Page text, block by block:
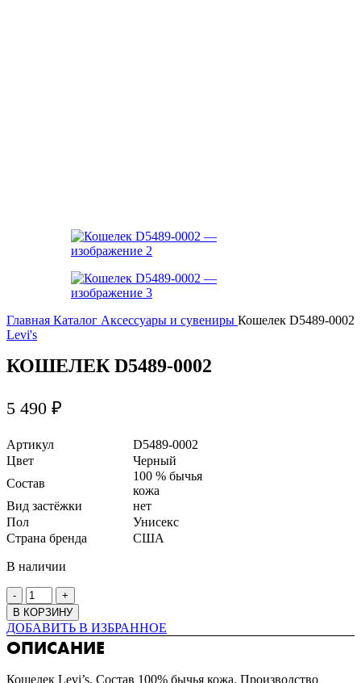
Главная Каталог Аксессуары и сувениры Кошелек D5489-0002
Levi's
КОШЕЛЕК D5489-0002
5 490 ₽
Артикул
D5489-0002
Цвет
Черный
Состав
100 % бычья
кожа
Вид застёжки
нет
Пол
Унисекс
Страна бренда
США
В наличии
В КОРЗИНУ
ДОБАВИТЬ В ИЗБРАННОЕ
ОПИСАНИЕ
Кошелек Levi’s. Состав 100% бычья кожа. Производство